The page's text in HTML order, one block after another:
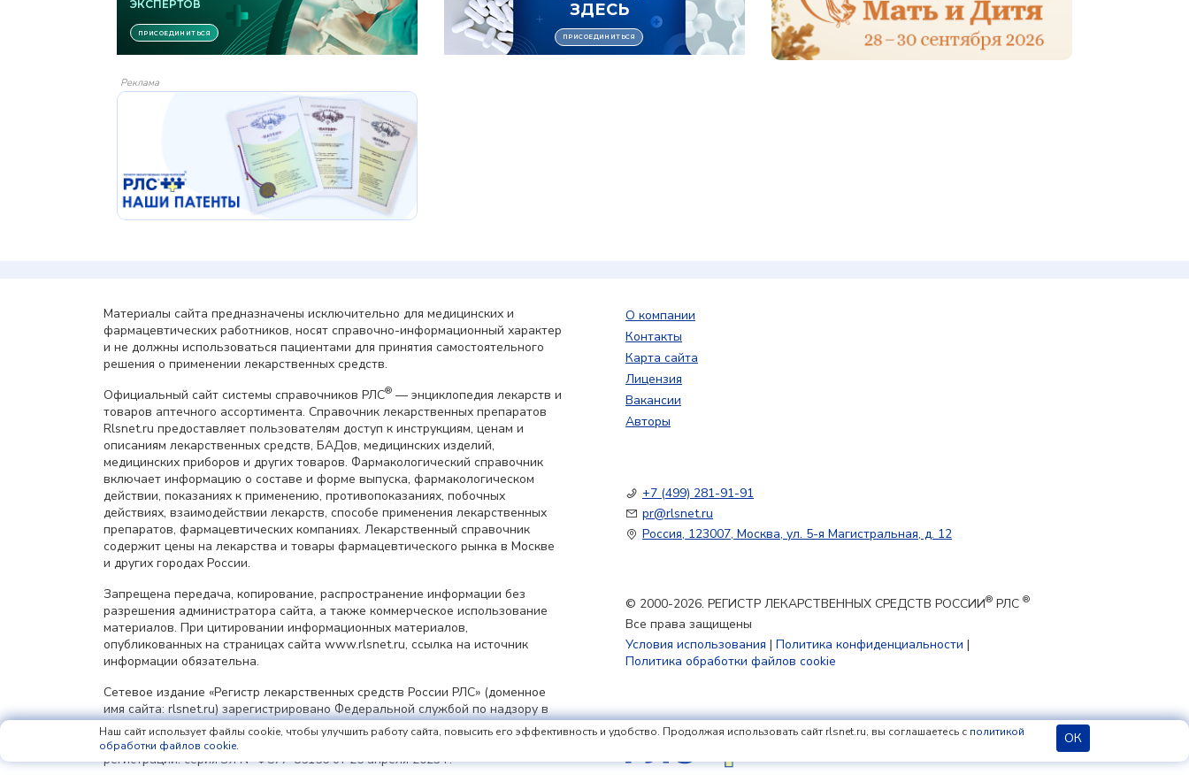
Реклама
Материалы сайта предназначены исключительно для медицинских и
фармацевтических работников, носят справочно-информационный характер
и не должны использоваться пациентами для принятия самостоятельного
решения о применении лекарственных средств.
Официальный сайт системы справочников РЛС® — энциклопедия лекарств и
товаров аптечного ассортимента. Справочник лекарственных препаратов
Rlsnet.ru предоставляет пользователям доступ к инструкциям, ценам и
описаниям лекарственных средств, БАДов, медицинских изделий,
медицинских приборов и других товаров. Фармакологический справочник
включает информацию о составе и форме выпуска, фармакологическом
действии, показаниях к применению, противопоказаниях, побочных
действиях, взаимодействии лекарств, способе применения лекарственных
препаратов, фармацевтических компаниях. Лекарственный справочник
содержит цены на лекарства и товары фармацевтического рынка в Москве
и других городах России.
Запрещена передача, копирование, распространение информации без
разрешения администратора сайта, а также коммерческое использование
материалов. При цитировании информационных материалов,
опубликованных на страницах сайта www.rlsnet.ru, ссылка на источник
информации обязательна.
Сетевое издание «Регистр лекарственных средств России РЛС» (доменное
имя сайта: rlsnet.ru) зарегистрировано Федеральной службой по надзору в
сфере связи, информационных технологий и массовых коммуникаций
(Роскомнадзор), регистрационный номер и дата принятия решения о
регистрации: серия Эл № ФС77-85156 от 25 апреля 2023 г.
О компании
Контакты
Карта сайта
Лицензия
Вакансии
Авторы
+7 (499) 281-91-91
pr@rlsnet.ru
Россия, 123007, Москва, ул. 5-я Магистральная, д. 12
© 2000-2026. РЕГИСТР ЛЕКАРСТВЕННЫХ СРЕДСТВ РОССИИ® РЛС ®
Все права защищены
Условия использования | Политика конфиденциальности |
Политика обработки файлов cookie
Наш сайт использует файлы cookie, чтобы улучшить работу сайта, повысить его эффективность и удобство. Продолжая использовать сайт rlsnet.ru, вы соглашаетесь с политикой
обработки файлов cookie. ОК